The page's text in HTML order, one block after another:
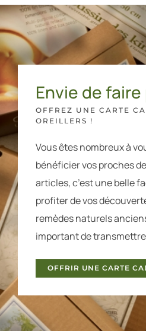
Envie de faire
OFFREZ UNE CARTE
OREILLERS !
Vous êtes nombreux à
bénéficier vos proches
articles, c’est une belle
profiter de vos
remèdes naturels
important de
OFFRIR UNE CARTE